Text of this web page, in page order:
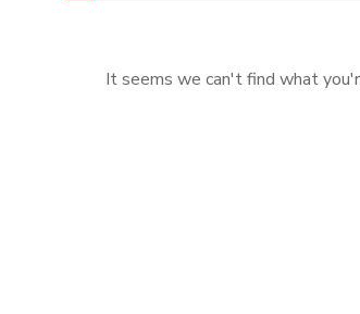
It seems we can't find what